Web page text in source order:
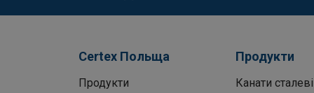
Certex Польща
Продукти
Продукти
Канати сталеві